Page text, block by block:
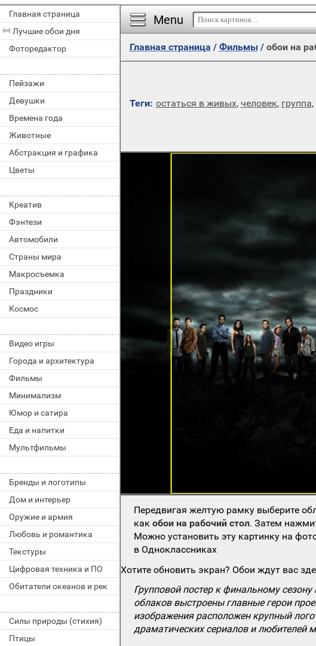
Главная страница
Лучшие обои дня
Фоторедактор
Пейзажи
Девушки
Времена года
Животные
Абстракция и графика
Цветы
Креатив
Фэнтези
Автомобили
Страны мира
Макросъемка
Праздники
Космос
Видео игры
Города и архитектура
Фильмы
Минимализм
Юмор и сатира
Еда и напитки
Мультфильмы
Бренды и логотипы
Дом и интерьер
Оружие и армия
Любовь и романтика
Текстуры
Цифровая техника и ПО
Обитатели океанов и рек
Силы природы (стихия)
Птицы
Menu
Главная страница / Фильмы/ обои на
Теги: остаться в живых, человек, группа,
Передвигая желтую рамку выберите
какобои на рабочий стол. Затем
Можно установить эту картинку на
в Одноклассниках
Хотите обновить экран? Обои ждут вас
Групповой постер к финальному
облаков выстроены главные герои
изображения расположен крупный
драматических сериалов и любителей